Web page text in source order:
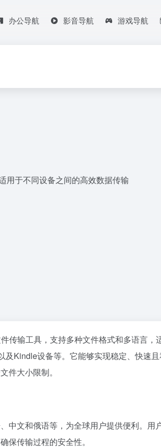
办公导航 影音导航 游戏导航
用于不同设备之间的高效数据传输
传输工具，支持多种文件格式和多语言
Kindle设备等。它能够实现稳定、快速
件大小限制。
中文和俄语等，为全球用户提供便利。
保传输过程的安全性。